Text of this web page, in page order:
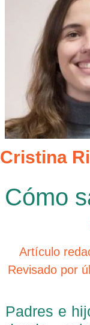
Cristina
Cómo
Artículo
Revisado por
Padres e